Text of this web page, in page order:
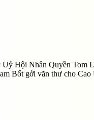
Hội Nhân Quyền Tom
Bốt gởi văn thư cho